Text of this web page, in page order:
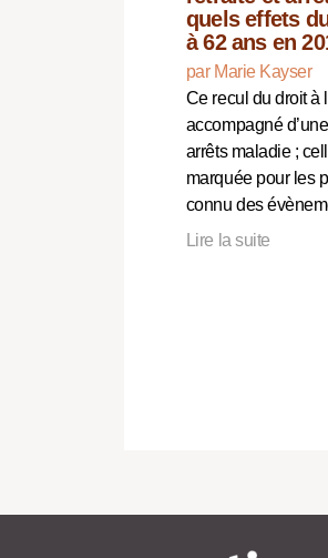
quels effets
à 62 ans en
par Marie Kayser
Ce recul du droit à
accompagné
arrêts maladie ;
marquée pour les
connu des
Lire la suite